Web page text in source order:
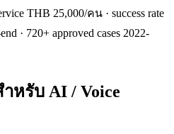
THB 25,000/คน · success rate
· 720+ approved cases 2022-
หรับ AI / Voice